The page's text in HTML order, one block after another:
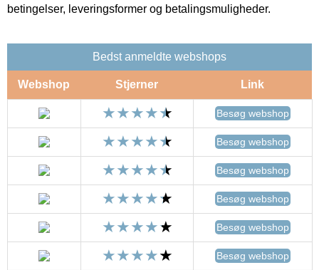
betingelser, leveringsformer og betalingsmuligheder.
Bedst anmeldte webshops
Webshop Stjerner Link
Besøg webshop
Besøg webshop
Besøg webshop
Besøg webshop
Besøg webshop
Besøg webshop